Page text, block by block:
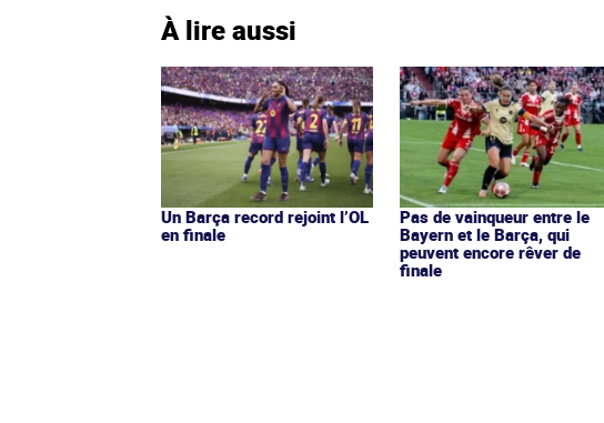
À lire aussi
Un Barça record rejoint l’OL
en finale
Pas de vainqueur entre le
Bayern et le Barça, qui
peuvent encore rêver de
finale